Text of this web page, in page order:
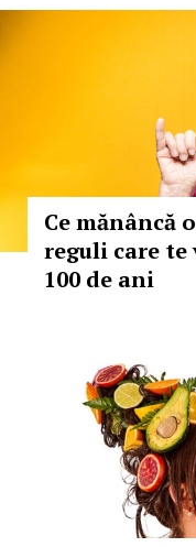
Ce mănâncă
reguli care te
100 de ani